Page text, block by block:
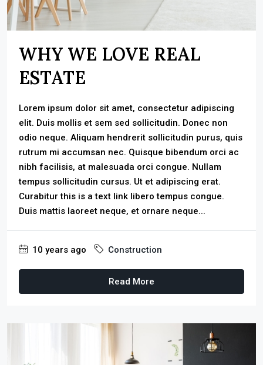
WHY WE LOVE REAL
ESTATE
Lorem ipsum dolor sit amet, consectetur adipiscing
elit. Duis mollis et sem sed sollicitudin. Donec non
odio neque. Aliquam hendrerit sollicitudin purus, quis
rutrum mi accumsan nec. Quisque bibendum orci ac
nibh facilisis, at malesuada orci congue. Nullam
tempus sollicitudin cursus. Ut et adipiscing erat.
Curabitur this is a text link libero tempus congue.
Duis mattis laoreet neque, et ornare neque...
10 years ago Construction
Read More